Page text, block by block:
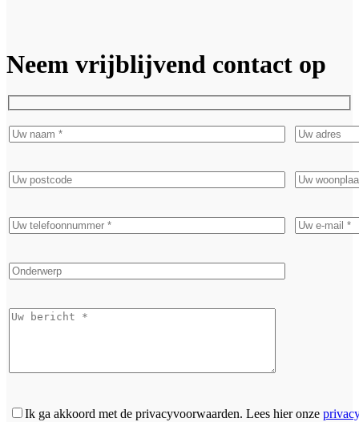
Neem vrijblijvend contact op
Ik ga akkoord met de privacyvoorwaarden. Lees hier onze